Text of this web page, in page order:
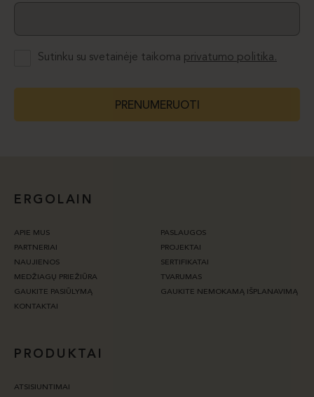
Sutinku su svetainėje taikoma privatumo politika.
PRENUMERUOTI
ERGOLAIN
APIE MUS
PASLAUGOS
PARTNERIAI
PROJEKTAI
NAUJIENOS
SERTIFIKATAI
MEDŽIAGŲ PRIEŽIŪRA
TVARUMAS
GAUKITE PASIŪLYMĄ
GAUKITE NEMOKAMĄ IŠPLANAVIMĄ
KONTAKTAI
PRODUKTAI
ATSISIUNTIMAI